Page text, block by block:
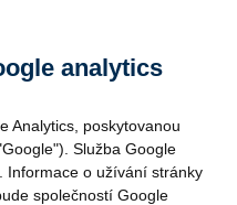
analytics
Analytics, poskytovanou
Služba Google
Informace o užívání stránky
společností Google